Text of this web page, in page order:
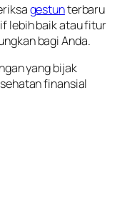
gestunterbaru
lebih baik atau fitur
bagi Anda.
yang bijak
finansial